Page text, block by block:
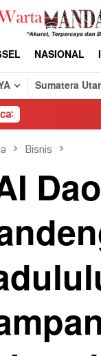
NASIONAL
Sumatera
Bisnis